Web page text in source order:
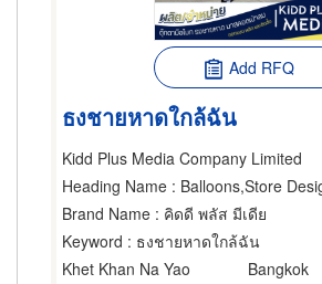
Add RFQ
ธงชายหาดใกล้ฉัน
Kidd Plus Media Company Limited
Heading Name : Balloons,Store Designers &
Brand Name : คิดดี พลัส มีเดีย
Keyword : ธงชายหาดใกล้ฉัน
Khet Khan Na Yao
Bangkok